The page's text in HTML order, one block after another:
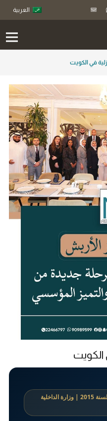
العربية
في الكويت
الكويت
قانون العمالة المنزلية رقم 68 لسنة 2015 | وزارة الداخلية